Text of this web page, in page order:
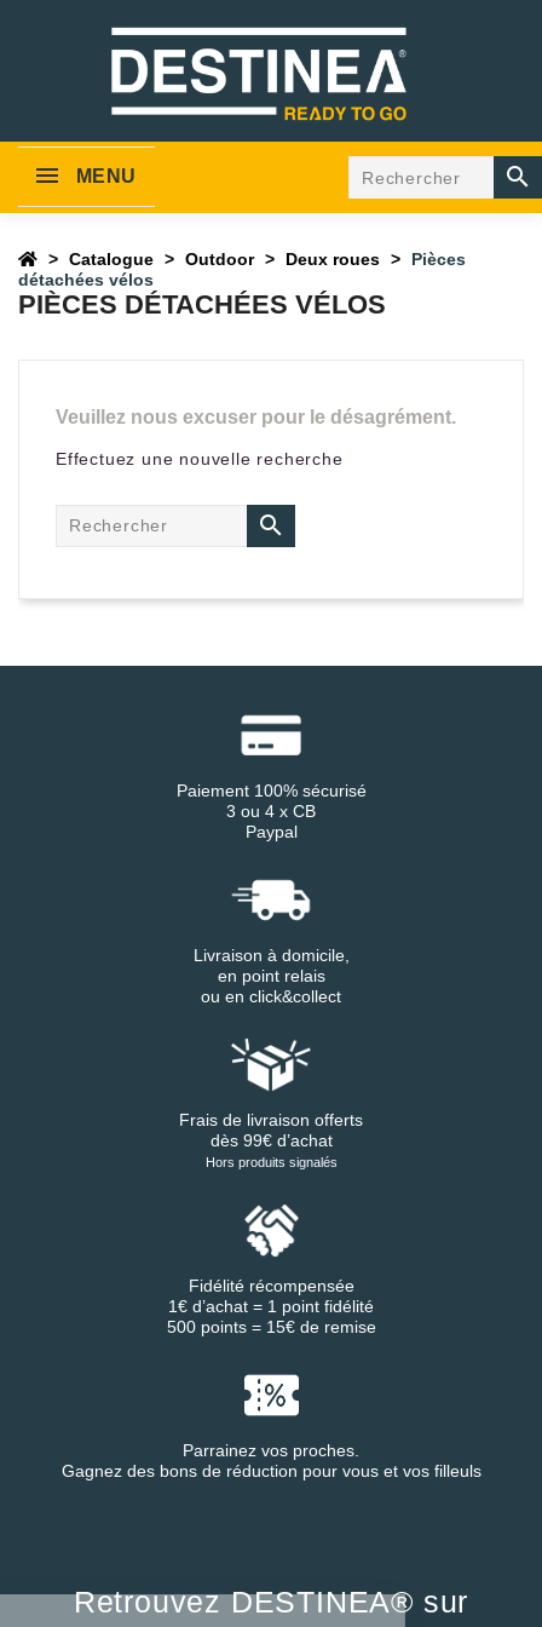
MENU 
Catalogue Outdoor Deux roues
Pièces
détachées vélos
PIÈCES DÉTACHÉES VÉLOS
Veuillez nous excuser pour le désagrément.
Effectuez une nouvelle recherche

Paiement 100% sécurisé
3 ou 4 x CB
Paypal
Livraison à domicile,
en point relais
ou en click&collect
Frais de livraison offerts
dès 99€ d’achat
Hors produits signalés
Fidélité récompensée
1€ d’achat = 1 point fidélité
500 points = 15€ de remise
Parrainez vos proches.
Gagnez des bons de réduction pour vous et vos filleuls
Retrouvez DESTINEA® sur